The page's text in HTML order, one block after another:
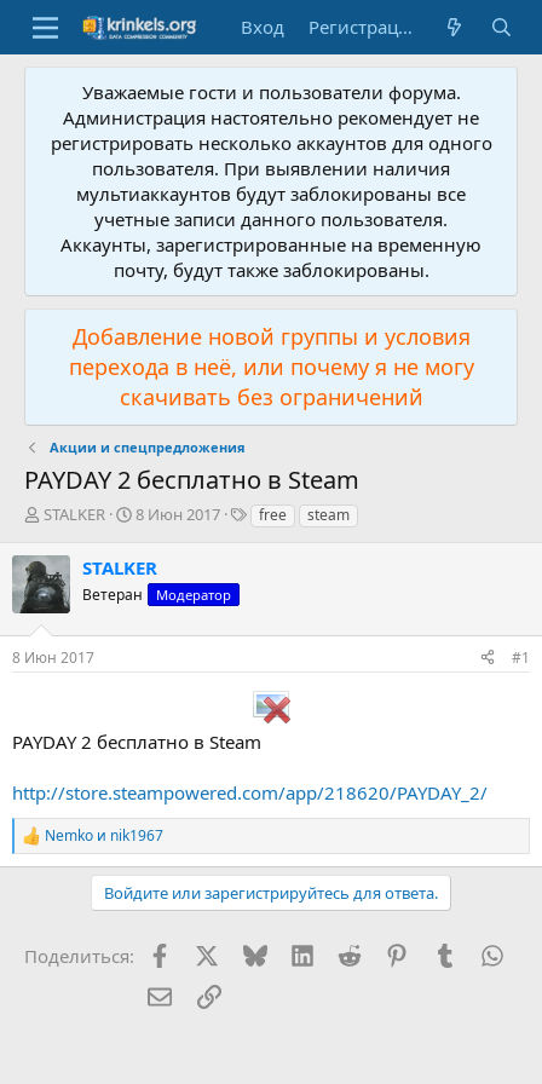
Вход Регистрация
Уважаемые гости и пользователи форума.
Администрация настоятельно рекомендует не
регистрировать несколько аккаунтов для одного
пользователя. При выявлении наличия
мультиаккаунтов будут заблокированы все
учетные записи данного пользователя.
Аккаунты, зарегистрированные на временную
почту, будут также заблокированы.
Добавление новой группы и условия
перехода в неё, или почему я не могу
скачивать без ограничений
Акции и спецпредложения
PAYDAY 2 бесплатно в Steam
А
т
о
р
м
STALKER
Д
а
н
ч
8 Июн 2017
Тfree steam
STALKER
Ветеран Модератор
8 Июн 2017 #1
PAYDAY 2 бесплатно в Steam
http://store.steampowered.com/app/218620/PAYDAY_2/
Р
е
и
Nemko и nik1967
Войдите или зарегистрируйтесь для ответа.
Поделиться: FacebookX (Twitter)
BlueskyLinkedInReddit PinterestTumblr
Электронная почта
Ссылка